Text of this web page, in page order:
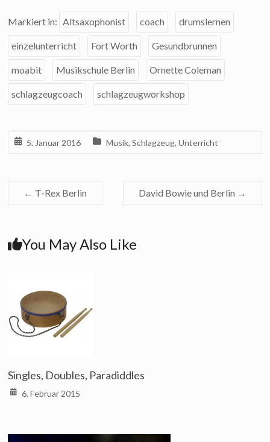
Markiert in: Altsaxophonist coach drumslernen
einzelunterricht Fort Worth Gesundbrunnen
moabit Musikschule Berlin Ornette Coleman
schlagzeugcoach schlagzeugworkshop
5. Januar 2016 Musik,Schlagzeug,Unterricht
← T-Rex Berlin David Bowie und Berlin →
You May Also Like
Singles, Doubles, Paradiddles
6. Februar 2015